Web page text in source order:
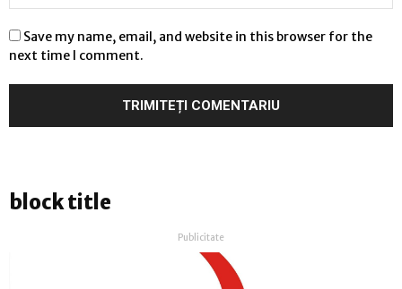
Save my name, email, and website in this browser for the
next time I comment.
block title
Publicitate